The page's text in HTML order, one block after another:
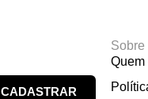
CADASTRAR
Sobre
Quem